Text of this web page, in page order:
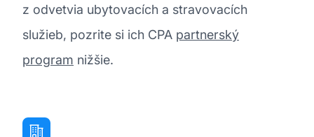
z odvetvia ubytovacích a stravovacích
služieb, pozrite si ich CPA partnerský
program nižšie.